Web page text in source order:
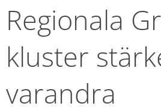
Regionala
kluster
varandra